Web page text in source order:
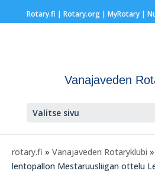
Rotary.fi | Rotary.org| MyRotary |
Vanajaveden
Valitse sivu
rotary.fi » Vanajaveden Rotaryklubi
lentopallon Mestaruusliigan ottelu